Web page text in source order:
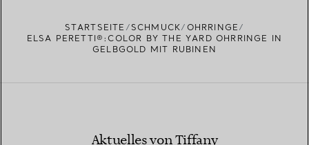
STARTSEITE SCHMUCK
OHRRINGE
ELSA PERETTI®:COLOR BY THE YARD OHRRINGE IN
GELBGOLD MIT RUBINEN
Aktuelles von Tiffany